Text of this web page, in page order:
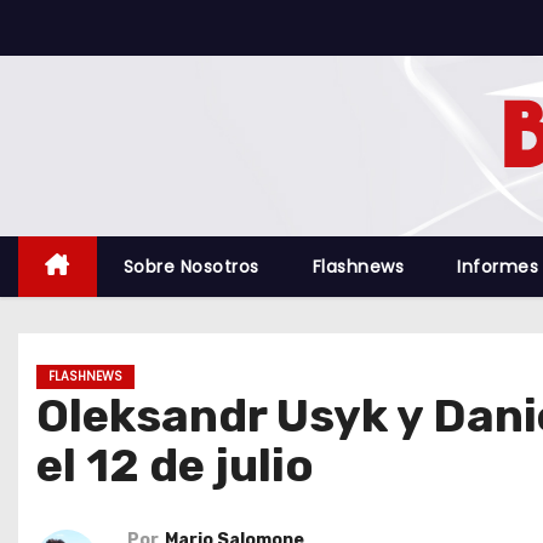
a
Sobre Nosotros Flashnews Informes
FLASHNEWS
Oleksandr Usyk y
el 12 de julio